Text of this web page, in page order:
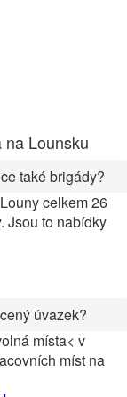
Lounsku
také brigády?
celkem 26
Jsou to nabídky
úvazek?
místa< v
míst na